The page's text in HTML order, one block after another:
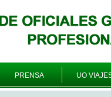
PRENSA UO